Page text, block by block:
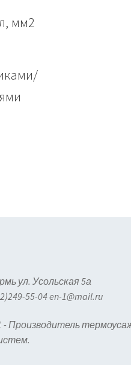
мм2
ул. Усольская 5а
55-04 en-1@mail.ru
Производитель